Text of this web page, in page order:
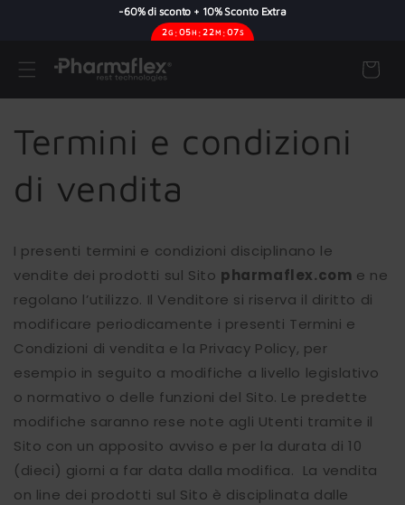
content
-60% di sconto + 10% Sconto Extra
2G :05H :22M :06S
Cart
Termini e condizioni
di vendita
I presenti termini e condizioni disciplinano le
vendite dei prodotti sul Sito pharmaflex.com e ne
regolano l’utilizzo. Il Venditore si riserva il diritto di
modificare periodicamente i presenti Termini e
Condizioni di vendita e la Privacy Policy, per
esempio in seguito a modifiche a livello legislativo
o normativo o delle funzioni del Sito. Le predette
modifiche saranno rese note agli Utenti tramite il
Sito con un apposito avviso e per la durata di 10
(dieci) giorni a far data dalla modifica. La vendita
on line dei prodotti sul Sito è disciplinata dalle